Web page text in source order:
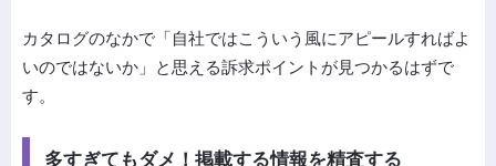
カタログのなかで「自社ではこういう風にアピールすればよ
いのではないか」と思える訴求ポイントが見つかるはずで
す。
多すぎてもダメ！掲載する情報を精査する